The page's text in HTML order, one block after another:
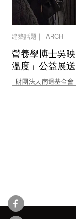
建築話題 ｜ARCH
營養學博士吳
溫度」公益展
財團法人南迴基金會